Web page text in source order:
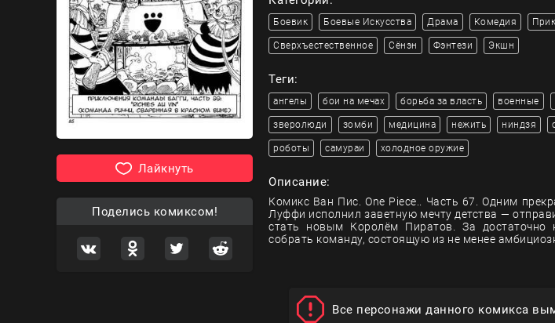
Лайкнуть
Поделись комиксом!
Боевик Боевые Искусства Драма Комедия
Сверхъестественное Сёнэн Фэнтези Экшн
Теги:
ангелы бои на мечах борьба за власть военные
зверолюди зомби медицина нежить ниндзя
роботы самураи холодное оружие
Описание:
Комикс Ван Пис. One Piece.. Часть 67. Одним
Луффи исполнил заветную мечту детства —
стать новым Королём Пиратов. За достаточно
собрать команду, состоящую из не менее
Все персонажи данного комикса